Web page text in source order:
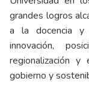
grandes logros
a la docencia y
innovación,
regionalización y
gobierno y